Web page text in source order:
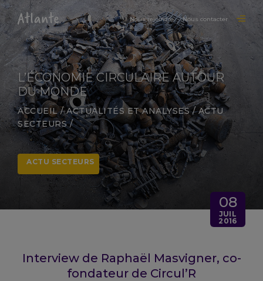
Nous rejoindre Nous contacter
L’ÉCONOMIE CIRCULAIRE AUTOUR
DU MONDE
ACCUEIL/ACTUALITÉS ET ANALYSES/ACTU
SECTEURS/
ACTU SECTEURS
08
JUIL
2016
Interview de Raphaël Masvigner, co-
fondateur de Circul’R